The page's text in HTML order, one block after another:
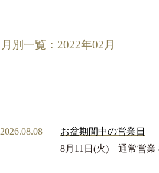
月別一覧：2022年02月
2026.08.08
お盆期間中の営業日
8月11日(火) 通常営業